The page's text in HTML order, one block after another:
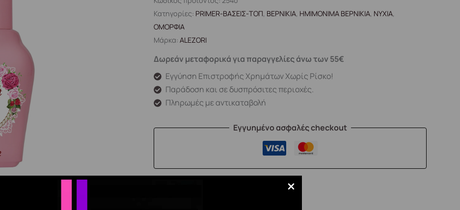
Κατηγορίες: PRIMER-ΒΑΣΕΙΣ-ΤΟΠ, ΒΕΡΝΙΚΙΑ, ΗΜΙΜΟΝΙΜΑ ΒΕΡΝΙΚΙΑ, ΝΥΧΙΑ,
ΟΜΟΡΦΙΑ
Μάρκα:ALEZORI
Δωρεάν μεταφορικά για παραγγελίες άνω των 55€
Εγγύηση Επιστροφής Χρημάτων Χωρίς Ρίσκο!
Παράδοση και σε δυσπρόσιτες περιοχές.
Πληρωμές με αντικαταβολή
Εγγυημένο ασφαλές checkout